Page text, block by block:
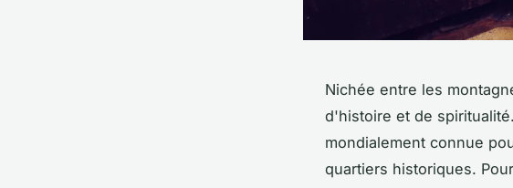
Nichée entre les
d'histoire et de
mondialement connue
quartiers historiques.